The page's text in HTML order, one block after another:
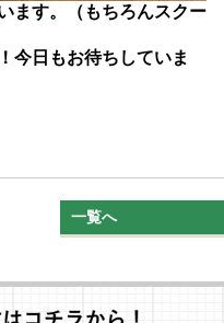
ます。（もちろんスクー
今日もお待ちしていま
一覧へ